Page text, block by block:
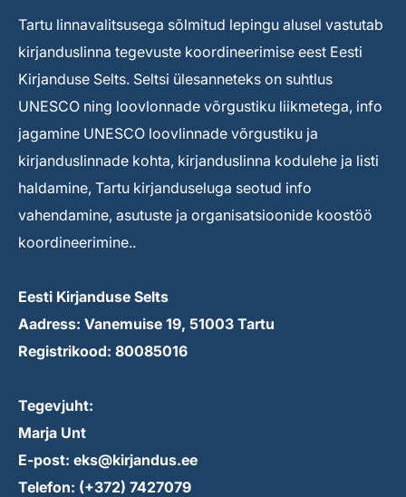
Tartu linnavalitsusega sõlmitud lepingu alusel vastutab
kirjanduslinna tegevuste koordineerimise eest Eesti
Kirjanduse Selts. Seltsi ülesanneteks on suhtlus
UNESCO ning loovlonnade võrgustiku liikmetega, info
jagamine UNESCO loovlinnade võrgustiku ja
kirjanduslinnade kohta, kirjanduslinna kodulehe ja listi
haldamine, Tartu kirjanduseluga seotud info
vahendamine, asutuste ja organisatsioonide koostöö
koordineerimine..
Eesti Kirjanduse Selts
Aadress: Vanemuise 19, 51003 Tartu
Registrikood: 80085016
Tegevjuht:
Marja Unt
E-post: eks@kirjandus.ee
Telefon: (+372) 7427079